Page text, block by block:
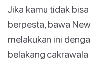
Jika kamu tidak
berpesta, bawa
melakukan ini
belakang cakrawala